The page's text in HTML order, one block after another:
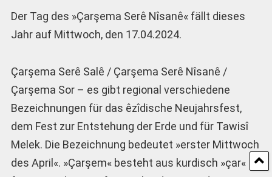
Der Tag des »Çarşema Serê Nîsanê« fällt dieses
Jahr auf Mittwoch, den 17.04.2024.
Çarşema Serê Salê / Çarşema Serê Nîsanê /
Çarşema Sor – es gibt regional verschiedene
Bezeichnungen für das êzîdische Neujahrsfest,
dem Fest zur Entstehung der Erde und für Tawisî
Melek. Die Bezeichnung bedeutet »erster Mittwoch
des April«. »Çarşem« besteht aus kurdisch »çar«